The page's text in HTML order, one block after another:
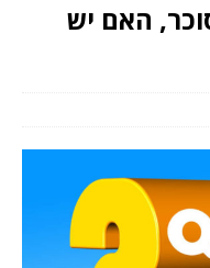
האם יש